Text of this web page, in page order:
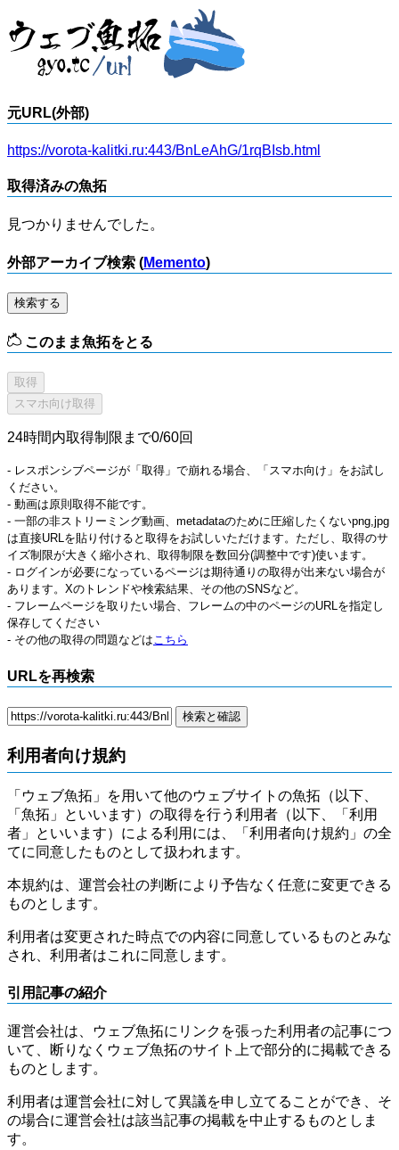
元URL(外部)
https://vorota-kalitki.ru:443/BnLeAhG/1rqBIsb.html
取得済みの魚拓
見つかりませんでした。
外部アーカイブ検索 (Memento)
検索する
このまま魚拓をとる
24時間内取得制限まで0/60回
- レスポンシブページが「取得」で崩れる場合、「スマホ向け」をお試し
ください。
- 動画は原則取得不能です。
- 一部の非ストリーミング動画、metadataのために圧縮したくないpng,jpg
は直接URLを貼り付けると取得をお試しいただけます。ただし、取得のサ
イズ制限が大きく縮小され、取得制限を数回分(調整中です)使います。
- ログインが必要になっているページは期待通りの取得が出来ない場合が
あります。Xのトレンドや検索結果、その他のSNSなど。
- フレームページを取りたい場合、フレームの中のページのURLを指定し
保存してください
- その他の取得の問題などはこちら
URLを再検索
利用者向け規約
「ウェブ魚拓」を用いて他のウェブサイトの魚拓（以下、
「魚拓」といいます）の取得を行う利用者（以下、「利用
者」といいます）による利用には、「利用者向け規約」の全
てに同意したものとして扱われます。
本規約は、運営会社の判断により予告なく任意に変更できる
ものとします。
利用者は変更された時点での内容に同意しているものとみな
され、利用者はこれに同意します。
引用記事の紹介
運営会社は、ウェブ魚拓にリンクを張った利用者の記事につ
いて、断りなくウェブ魚拓のサイト上で部分的に掲載できる
ものとします。
利用者は運営会社に対して異議を申し立てることができ、そ
の場合に運営会社は該当記事の掲載を中止するものとしま
す。